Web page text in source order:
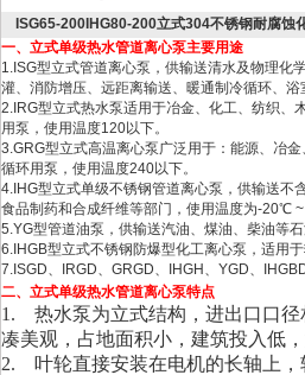
ISG65-200IHG80-200立式304不锈钢耐腐蚀
一、立式单级热水管道离心泵主要用途
1.ISG型立式管道离心泵，供输送清水及物理化
灌、消防增压、远距离输送、暖通制冷循环、
2.IRG型立式热水泵适用于冶金、化工、纺织、
用泵，使用温度120以下。
3.GRG型立式高温离心泵广泛用于：能源、冶
循环用泵，使用温度240以下。
4.IHG型立式单级不锈钢管道离心泵，供输送不
食品制药和合成纤维等部门，使用温度为-20℃ ~
5.YG型管道油泵，供输送汽油、煤油、柴油等
6.IHGB型立式不锈钢防爆型化工离心泵，适用于
7.ISGD、IRGD、GRGD、IHGH、YGD、
二、立式单级热水管道离心泵特点
1. 热水泵为立式结构，进出口口径
凑美观，占地面积小，建筑投入低
2. 叶轮直接安装在电机的长轴上，